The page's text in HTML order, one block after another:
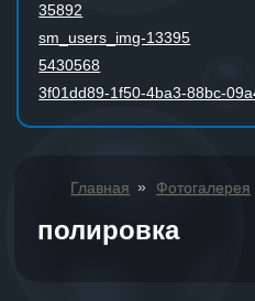
35892
sm_users_img-13395
5430568
3f01dd89-1f50-4ba3-88bc-
Главная » Фотогалерея
полировка